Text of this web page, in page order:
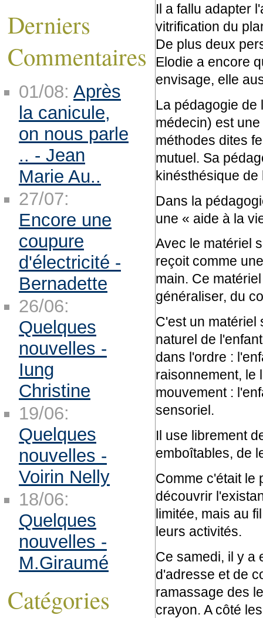
Il a fallu adapter
vitrification du
De plus deux
Elodie a encore
envisage, elle
La pédagogie de
médecin) est
méthodes dites
mutuel. Sa
kinésthésique de
Dans la
une « aide à la
Avec le matériel
reçoit comme
main. Ce
généraliser, du
C'est un matériel
naturel de
dans l'ordre :
raisonnement, le
mouvement :
sensoriel.
Il use librement
emboîtables, de
Comme c'était le
découvrir
limitée, mais au
leurs activités.
Ce samedi, il y a
d'adresse et de
ramassage des
crayon. A côté
Derniers
Commentaires
01/08: Après
la canicule,
on nous parle
.. - Jean
Marie Au..
27/07:
Encore une
coupure
d'électricité -
Bernadette
26/06:
Quelques
nouvelles -
Iung
Christine
19/06:
Quelques
nouvelles -
Voirin Nelly
18/06:
Quelques
nouvelles -
M.Giraumé
Catégories